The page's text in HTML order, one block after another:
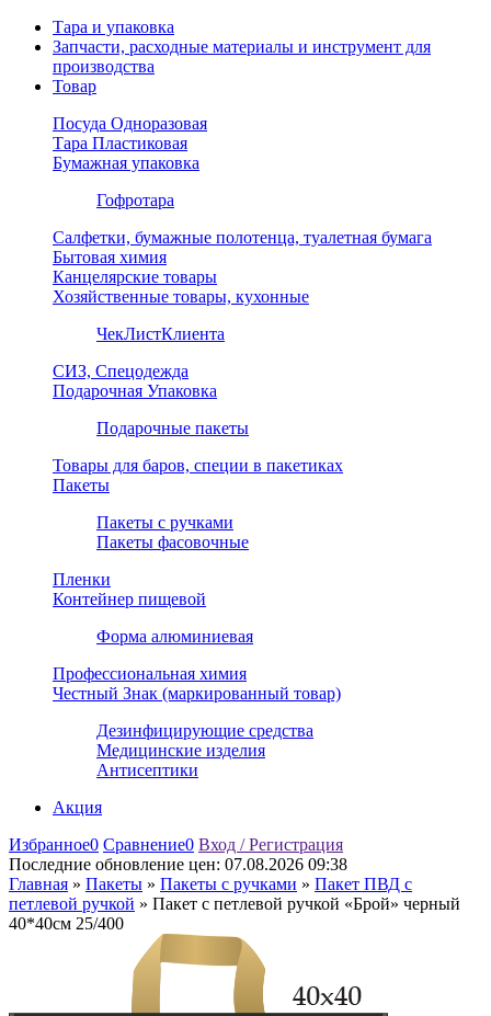
Тара и упаковка
Запчасти, расходные материалы и инструмент для
производства
Товар
Посуда Одноразовая
Тара Пластиковая
Бумажная упаковка
Гофротара
Салфетки, бумажные полотенца, туалетная бумага
Бытовая химия
Канцелярские товары
Хозяйственные товары, кухонные
ЧекЛистКлиента
СИЗ, Спецодежда
Подарочная Упаковка
Подарочные пакеты
Товары для баров, специи в пакетиках
Пакеты
Пакеты с ручками
Пакеты фасовочные
Пленки
Контейнер пищевой
Форма алюминиевая
Профессиональная химия
Честный Знак (маркированный товар)
Дезинфицирующие средства
Медицинские изделия
Антисептики
Акция
Избранное0 Сравнение0 Вход / Регистрация
Последние обновление цен: 07.08.2026 09:38
Главная » Пакеты » Пакеты с ручками » Пакет ПВД с
петлевой ручкой » Пакет с петлевой ручкой «Брой» черный
40*40см 25/400